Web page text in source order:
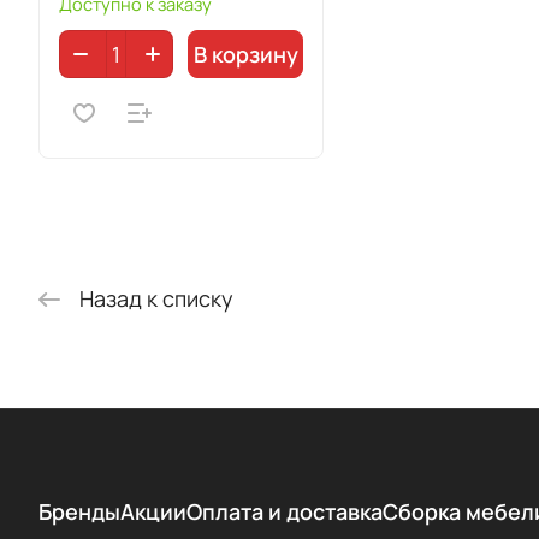
В корзину
Назад к списку
БрендыАкцииОплата и доставкаСборка